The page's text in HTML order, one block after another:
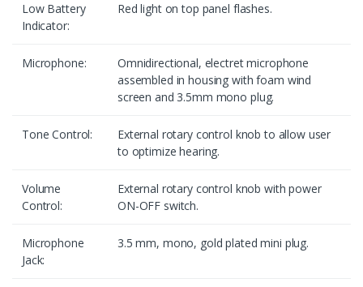
Low Battery
Indicator:
Red light on top panel flashes.
Microphone:
Omnidirectional, electret microphone
assembled in housing with foam wind
screen and 3.5mm mono plug.
Tone Control:
External rotary control knob to allow user
to optimize hearing.
Volume
Control:
External rotary control knob with power
ON-OFF switch.
Microphone
Jack:
3.5 mm, mono, gold plated mini plug.